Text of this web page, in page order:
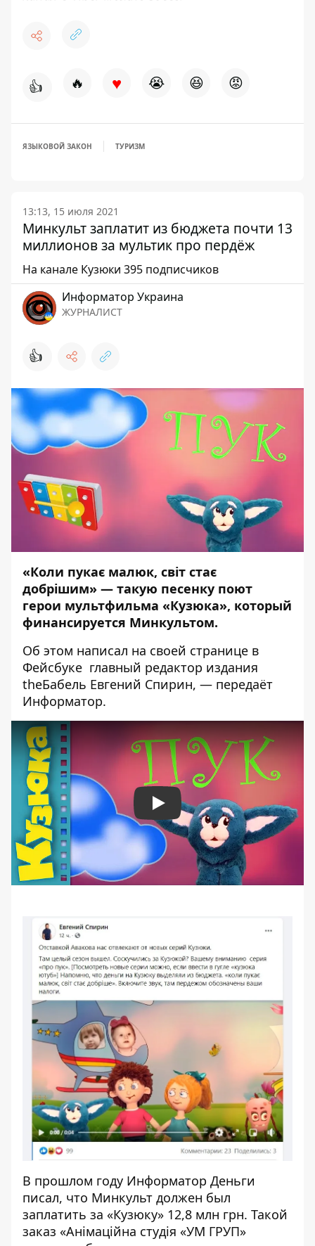
👍 🔥 ♥ 😭 😆 😡
ЯЗЫКОВОЙ ЗАКОН ТУРИЗМ
13:13, 15 июля 2021
Минкульт заплатит из бюджета почти 13
миллионов за мультик про пердёж
На канале Кузюки 395 подписчиков
Информатор Украина
ЖУРНАЛИСТ
👍
«Коли пукає малюк, світ стає
добрішим» — такую песенку поют
герои мультфильма «Кузюка», который
финансируется Минкультом.
Об этом написал на своей странице в
Фейсбуке главный редактор издания
theБабель Евгений Спирин, — передаёт
Информатор.
Play
В прошлом году Информатор Деньги
писал, что Минкульт должен был
заплатить за «Кузюку» 12,8 млн грн. Такой
заказ «Анімаційна студія «УМ ГРУП»